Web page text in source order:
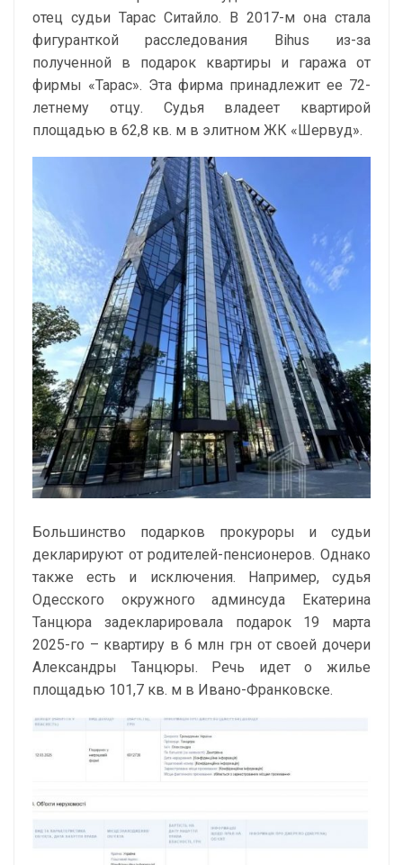
отец судьи Тарас Ситайло. В 2017-м она стала
фигуранткой расследования Bihus из-за
полученной в подарок квартиры и гаража от
фирмы «Тарас». Эта фирма принадлежит ее 72-
летнему отцу. Судья владеет квартирой
площадью в 62,8 кв. м в элитном ЖК «Шервуд».
Большинство подарков прокуроры и судьи
декларируют от родителей-пенсионеров. Однако
также есть и исключения. Например, судья
Одесского окружного админсуда Екатерина
Танцюра задекларировала подарок 19 марта
2025-го – квартиру в 6 млн грн от своей дочери
Александры Танцюры. Речь идет о жилье
площадью 101,7 кв. м в Ивано-Франковске.